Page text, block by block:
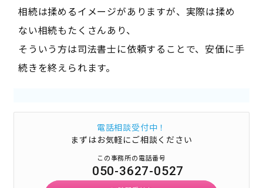
相続は揉めるイメージがありますが、実際は揉め
ない相続もたくさんあり、
そういう方は司法書士に依頼することで、安価に手
続きを終えられます。
電話相談受付中！
まずはお気軽にご相談ください
この事務所の電話番号
050-3627-0527